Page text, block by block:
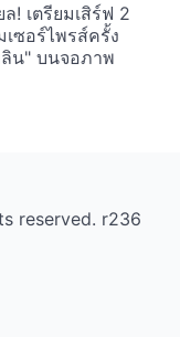
! เตรียมเสิร์ฟ 2
ซอร์ไพรส์ครั้ง
น" บนจอภาพ
reserved. r236